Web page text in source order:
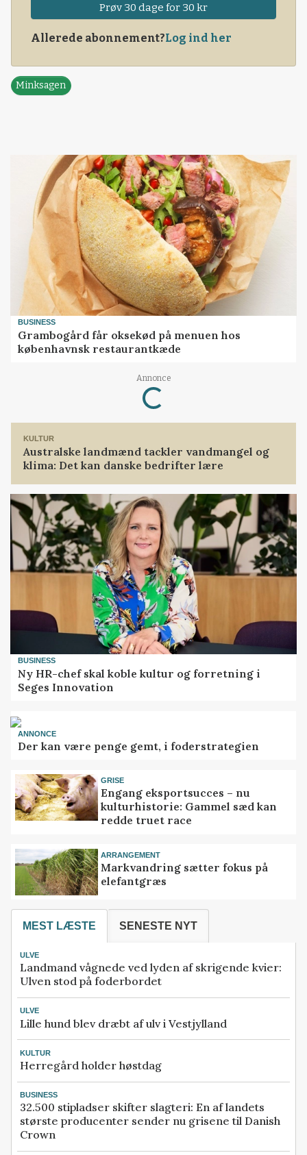
Prøv 30 dage for 30 kr
Allerede abonnement?Log ind her
Minksagen
BUSINESS
Grambogård får oksekød på menuen hos
københavnsk restaurantkæde
Annonce
Loading...
KULTUR
Australske landmænd tackler vandmangel og
klima: Det kan danske bedrifter lære
BUSINESS
Ny HR-chef skal koble kultur og forretning i
Seges Innovation
ANNONCE
Der kan være penge gemt, i foderstrategien
GRISE
Engang eksportsucces – nu
kulturhistorie: Gammel sæd kan
redde truet race
ARRANGEMENT
Markvandring sætter fokus på
elefantgræs
MEST LÆSTE SENESTE NYT
ULVE
Landmand vågnede ved lyden af skrigende kvier:
Ulven stod på foderbordet
ULVE
Lille hund blev dræbt af ulv i Vestjylland
KULTUR
Herregård holder høstdag
BUSINESS
32.500 stipladser skifter slagteri: En af landets
største producenter sender nu grisene til Danish
Crown